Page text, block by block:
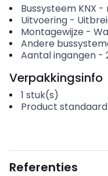
Bussysteem KNX -
Uitvoering-
Montagewijze -
Andere
Aantal ingangen-
Verpakkingsinfo
1 stuk(s)
Product
Referenties